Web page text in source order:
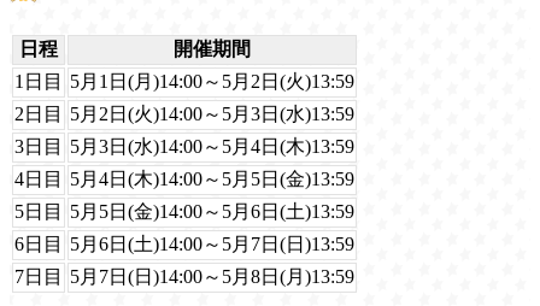
日程
開催期間
1日目
5月1日(月)14:00～5月2日(火)13:59
2日目
5月2日(火)14:00～5月3日(水)13:59
3日目
5月3日(水)14:00～5月4日(木)13:59
4日目
5月4日(木)14:00～5月5日(金)13:59
5日目
5月5日(金)14:00～5月6日(土)13:59
6日目
5月6日(土)14:00～5月7日(日)13:59
7日目
5月7日(日)14:00～5月8日(月)13:59